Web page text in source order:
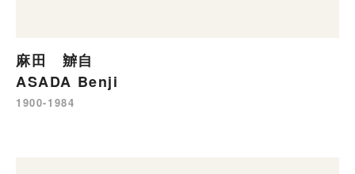
麻田 辧自
ASADA Benji
1900-1984